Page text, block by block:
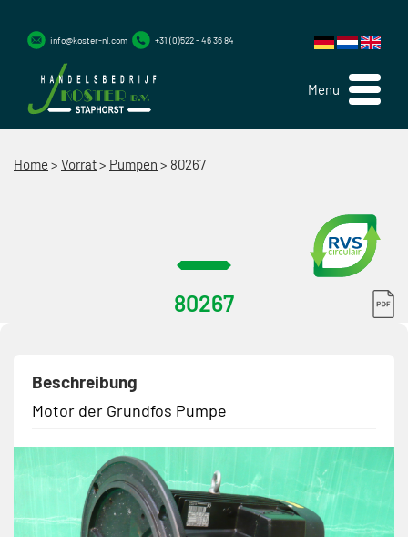
Menu
info@koster-nl.com +31 (0)522 - 46 36 84
Home > Vorrat> Pumpen > 80267
80267
Beschreibung
Motor der Grundfos Pumpe